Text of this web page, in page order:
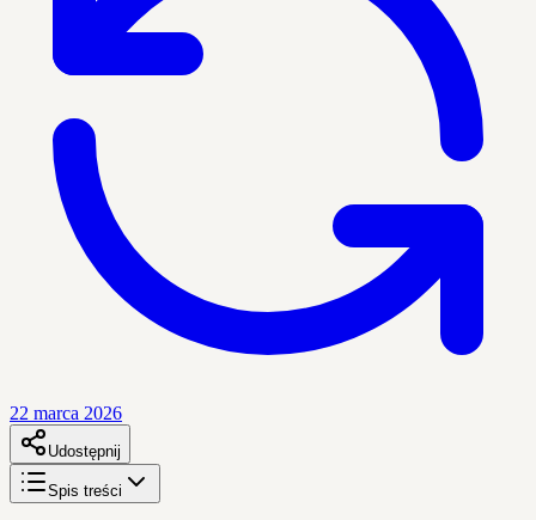
22 marca 2026
Udostępnij
Spis treści